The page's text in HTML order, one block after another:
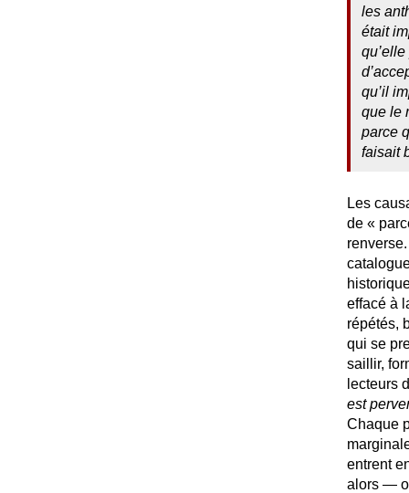
les
était
qu’il
que le
parce
faisait
Les
de «
effacé à
répétés,
qui se
saillir,
lecteurs
est
Chaque
entrent
alors —